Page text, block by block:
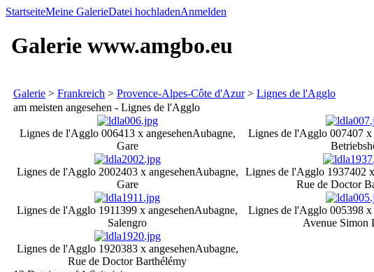
StartseiteMeine GalerieDatei hochladenAnmelden
Galerie www.amgbo.eu
Galerie > Frankreich > Provence-Alpes-Côte d'Azur> Lignes de l'Agglo
am meisten angesehen - Lignes de l'Agglo
Lignes de l'Agglo 006413 x angesehenAubagne,
Gare
Lignes de l'Agglo 007407 x
Lignes de l'Agglo 2002403 x angesehenAubagne,
Gare
Lignes de l'Agglo 1937402
Rue de Doctor
Lignes de l'Agglo 1911399 x angesehenAubagne,
Salengro
Lignes de l'Agglo 005398 x
Avenue Simon
Lignes de l'Agglo 1920383 x angesehenAubagne,
Rue de Doctor Barthélémy